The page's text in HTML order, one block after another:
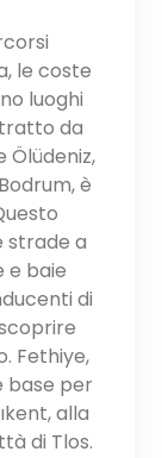
le coste
luoghi
da
Ölüdeniz,
è
strade a
e baie
di
Fethiye,
base per
alla
di Tlos.